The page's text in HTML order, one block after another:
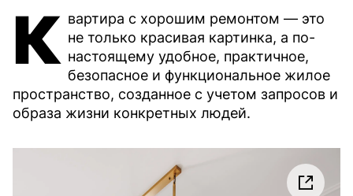
К вартира с хорошим ремонтом — это
не только красивая картинка, а по-
настоящему удобное, практичное,
безопасное и функциональное жилое
пространство, созданное с учетом запросов и
образа жизни конкретных людей.